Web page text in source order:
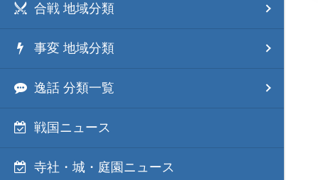
合戦 地域分類
事変 地域分類
逸話 分類一覧
戦国ニュース
寺社・城・庭園ニュース